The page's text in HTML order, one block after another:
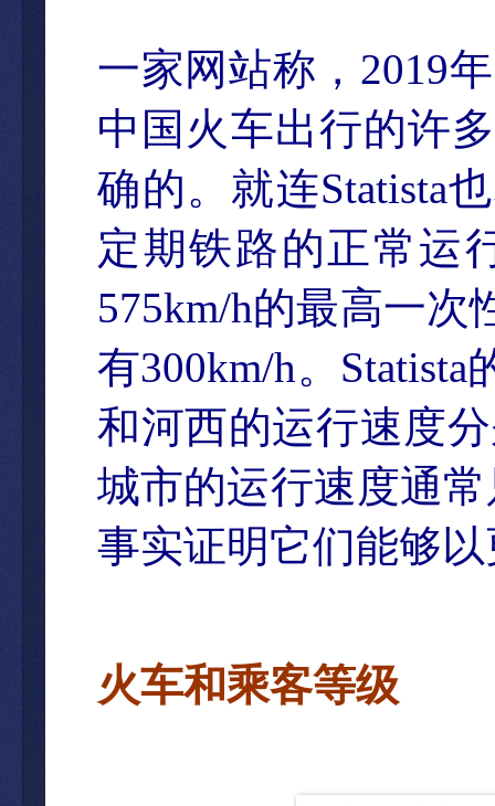
一家网站称， 2019
中国火车出行的许
确的。就连Statista
定期铁路的正常运
575km/h的最高一次
有300km/h。 Statista
和河西的运行速度
城市的运行速度通
事实证明它们能够
火车和乘客等级